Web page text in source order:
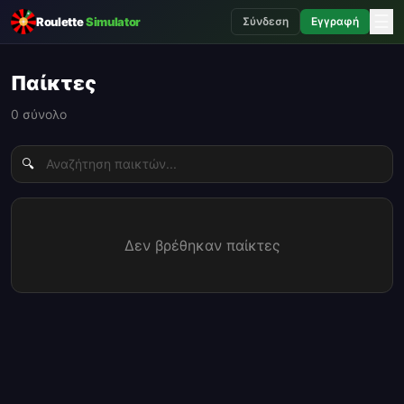
RouletteSimulator Σύνδεση Εγγραφή
Παίκτες
0 σύνολο
🔍
Δεν βρέθηκαν παίκτες